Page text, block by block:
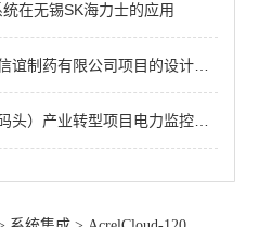
在无锡SK海力士的应用
药有限公司项目的设计和应用
转型项目电力监控系统的设计与应用